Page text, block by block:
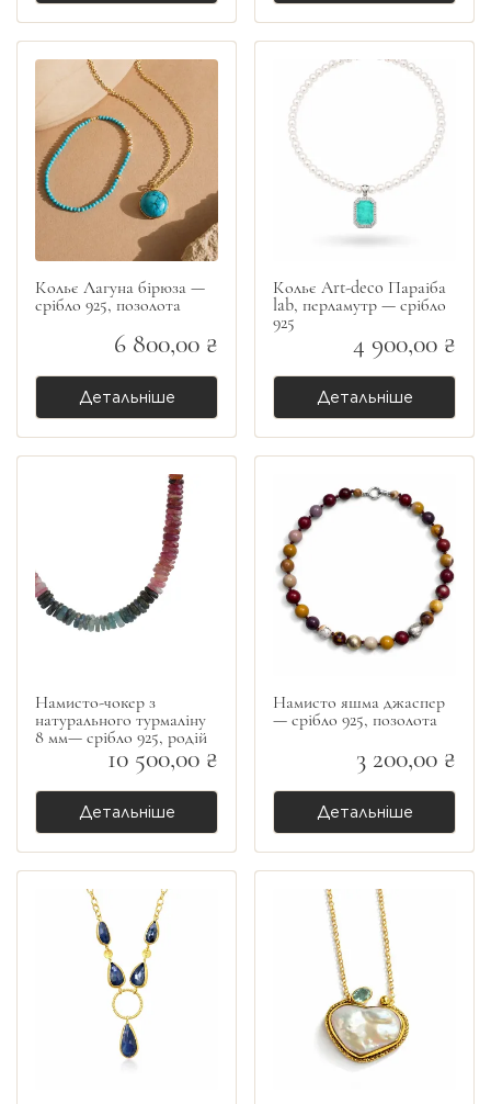
Кольє Лагуна бірюза —
срібло 925, позолота
6 800,00 ₴
Детальніше
Кольє Art-deco Параіба
lab, перламутр — срібло
925
4 900,00 ₴
Детальніше
Намисто-чокер з
натурального турмаліну
8 мм— срібло 925, родій
10 500,00 ₴
Детальніше
Намисто яшма джаспер
— срібло 925, позолота
3 200,00 ₴
Детальніше